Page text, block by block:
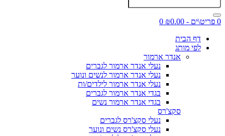
0 פריט\ים - ₪0.00
0
דף הבית
לפי מותג
אנדר ארמור
נעלי אנדר ארמור לגברים
נעלי אנדר ארמור לנשים ונוער
נעלי אנדר ארמור לילדים/ות
בגדי אנדר ארמור לגברים
בגדי אנדר ארמור נשים
סקצ'רס
נעלי סקצ'רס לגברים
נעלי סקצ'רס נשים ונוער